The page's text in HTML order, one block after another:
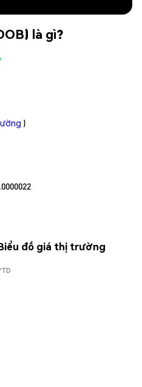
là gì?
)
đồ giá thị trường